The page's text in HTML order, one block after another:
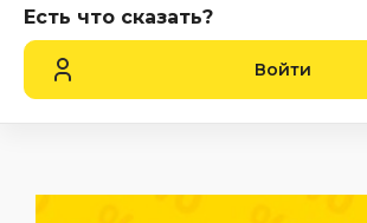
Есть что сказать?
Войти